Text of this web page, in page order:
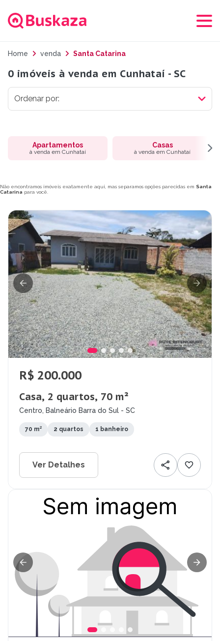
Home venda Santa Catarina
0 imóveis à venda em Cunhataí - SC
Apartamentos
à venda em Cunhataí
Casas
à venda em Cunhataí
Não encontramos imóveis exatamente aqui, mas separamos opções parecidas em Santa
Catarina para você.
R$ 200.000
Casa, 2 quartos, 70 m²
Centro, Balneário Barra do Sul - SC
70 m² 2 quartos 1 banheiro
Ver Detalhes